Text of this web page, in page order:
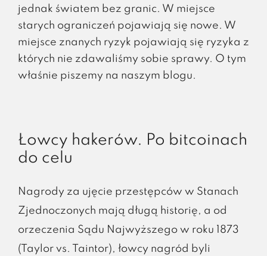
jednak światem bez granic. W miejsce
starych ograniczeń pojawiają się nowe. W
miejsce znanych ryzyk pojawiają się ryzyka z
których nie zdawaliśmy sobie sprawy. O tym
właśnie piszemy na naszym blogu.
Łowcy hakerów. Po bitcoinach
do celu
Nagrody za ujęcie przestępców w Stanach
Zjednoczonych mają długą historię, a od
orzeczenia Sądu Najwyższego w roku 1873
(Taylor vs. Taintor), łowcy nagród byli